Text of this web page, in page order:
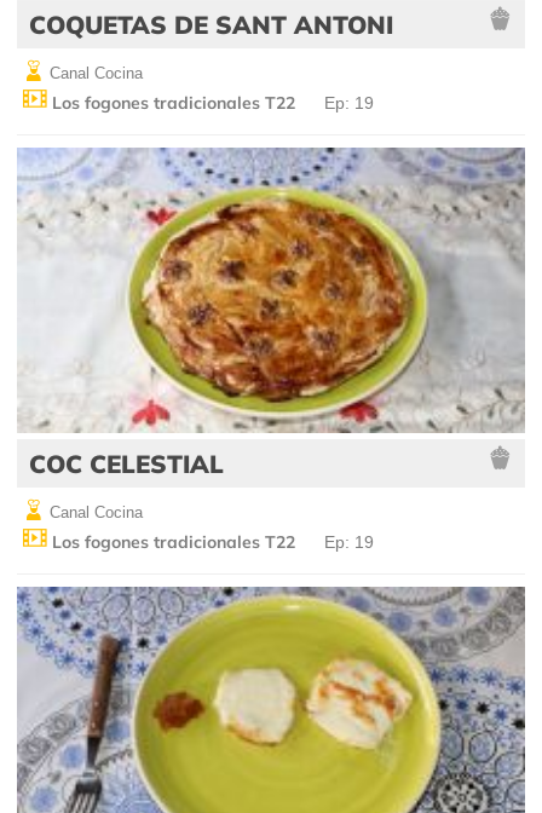
COQUETAS DE SANT ANTONI
Canal Cocina
Los fogones tradicionales T22 Ep: 19
COC CELESTIAL
Canal Cocina
Los fogones tradicionales T22 Ep: 19